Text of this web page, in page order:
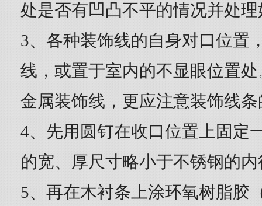
处是否有凹凸不平的情况并处理
3、各种装饰线的自身对口位置
线，或置于室内的不显眼位置
金属装饰线，更应注意装饰线
4、先用圆钉在收口位置上固定
的宽、厚尺寸略小于不锈钢的
5、再在木衬条上涂环氧树脂胶